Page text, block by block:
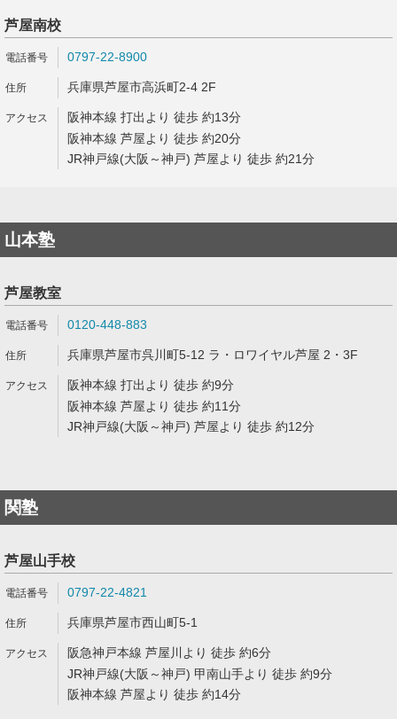
芦屋南校
0797-22-8900
兵庫県芦屋市高浜町2-4 2F
阪神本線 打出より 徒歩 約13分
阪神本線 芦屋より 徒歩 約20分
JR神戸線(大阪～神戸) 芦屋より 徒歩 約21分
山本塾
芦屋教室
0120-448-883
兵庫県芦屋市呉川町5-12 ラ・ロワイヤル芦屋 2・3F
阪神本線 打出より 徒歩 約9分
阪神本線 芦屋より 徒歩 約11分
JR神戸線(大阪～神戸) 芦屋より 徒歩 約12分
関塾
芦屋山手校
0797-22-4821
兵庫県芦屋市西山町5-1
阪急神戸本線 芦屋川より 徒歩 約6分
JR神戸線(大阪～神戸) 甲南山手より 徒歩 約9分
阪神本線 芦屋より 徒歩 約14分